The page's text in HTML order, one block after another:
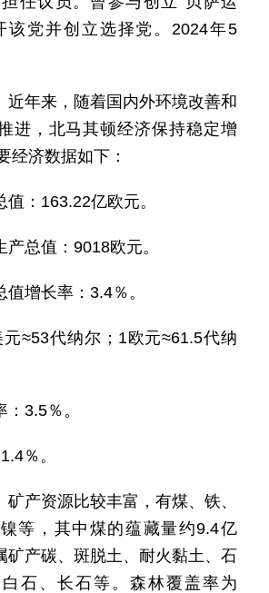
该党并创立选择党。2024年5
近年来，随着国内外环境改善和
进，北马其顿经济保持稳定增
经济数据如下：
值：163.22亿欧元。
产总值：9018欧元。
值增长率：3.4％。
≈53代纳尔；1欧元≈61.5代纳
3.5％。
％。
矿产资源比较丰富，有煤、铁、
等，其中煤的蕴藏量约9.4亿
矿产碳、斑脱土、耐火黏土、石
石、长石等。森林覆盖率为